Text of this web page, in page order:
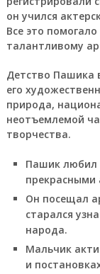
он учился
Все это
талантливому
Детство Пашика
его
природа,
неотъемлемой
творчества.
Пашик любил
прекрасными
Он посещал
старался
народа.
Мальчик
и